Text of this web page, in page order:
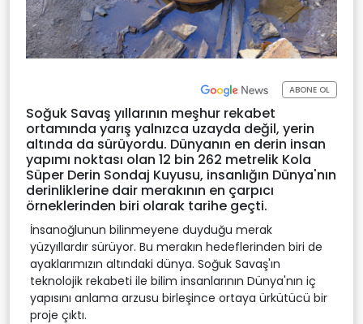
ABONE OL
Soğuk Savaş yıllarının meşhur rekabet
ortamında yarış yalnızca uzayda değil, yerin
altında da sürüyordu. Dünyanın en derin insan
yapımı noktası olan 12 bin 262 metrelik Kola
Süper Derin Sondaj Kuyusu, insanlığın Dünya'nın
derinliklerine dair merakının en çarpıcı
örneklerinden biri olarak tarihe geçti.
İnsanoğlunun bilinmeyene duyduğu merak
yüzyıllardır sürüyor. Bu merakın hedeflerinden biri de
ayaklarımızın altındaki dünya. Soğuk Savaş'ın
teknolojik rekabeti ile bilim insanlarının Dünya'nın iç
yapısını anlama arzusu birleşince ortaya ürkütücü bir
proje çıktı.